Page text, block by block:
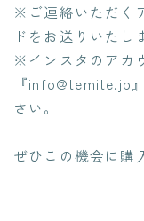
※ご連絡いただく
ドをお送りいたし
※インスタのアカ
『info@temite.jp
さい。
ぜひこの機会に購